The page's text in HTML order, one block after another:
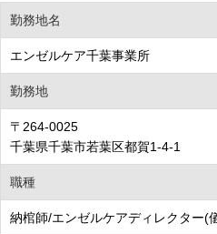
勤務地名
エンゼルケア千葉事業所
勤務地
〒264-0025
千葉県千葉市若葉区都賀1-4-1
職種
納棺師/エンゼルケアディレクター(